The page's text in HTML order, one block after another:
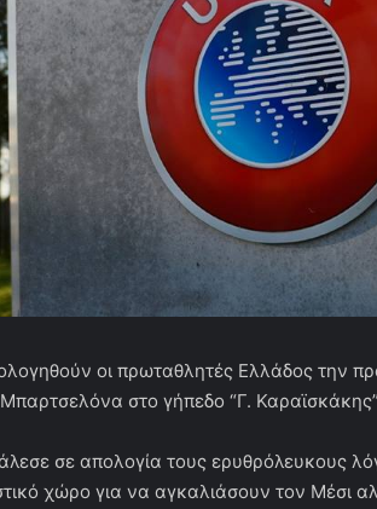
οι πρωταθλητές Ελλάδος την
στο γήπεδο “Γ.
σε απολογία τους ερυθρόλευκους
χώρο για να αγκαλιάσουν τον Μέσι